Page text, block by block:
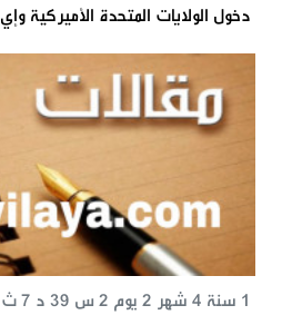
دخول الولايات المتحدة الأميركية وإي
1 سنة 4 شهر 2 يوم 2 س 39 د 7 ث